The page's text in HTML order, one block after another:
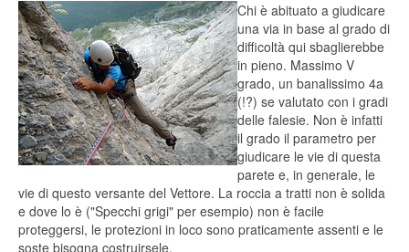
Chi è abituato a giudicare
una via in base al grado di
difficoltà qui sbaglierebbe
in pieno. Massimo V
grado, un banalissimo 4a
(!?) se valutato con i gradi
delle falesie. Non è infatti
il grado il parametro per
giudicare le vie di questa
parete e, in generale, le
vie di questo versante del Vettore. La roccia a tratti non è solida
e dove lo è ("Specchi grigi" per esempio) non è facile
proteggersi, le protezioni in loco sono praticamente assenti e le
soste bisogna costruirsele.